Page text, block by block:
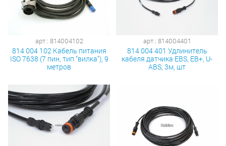
арт.: 814004102
814 004 102 Кабель питания
ISO 7638 (7 пин, тип "вилка"), 9
метров
арт.: 814004401
814 004 401 Удлинитель
кабеля датчика EBS, EB+, U-
ABS, 3м, шт